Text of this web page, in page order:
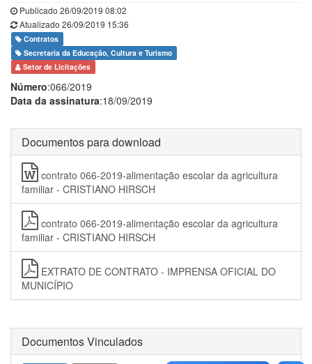
Publicado 26/09/2019 08:02
Atualizado 26/09/2019 15:36
Contratos
Secretaria da Educação, Cultura e Turismo
Setor de Licitações
Número:066/2019
Data da assinatura:18/09/2019
Documentos para download
contrato 066-2019-alimentação escolar da agricultura
familiar - CRISTIANO HIRSCH
contrato 066-2019-alimentação escolar da agricultura
familiar - CRISTIANO HIRSCH
EXTRATO DE CONTRATO - IMPRENSA OFICIAL DO
MUNICÍPIO
Documentos Vinculados